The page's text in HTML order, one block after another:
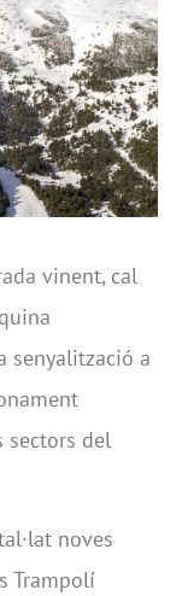
vinent, cal
senyalització a
sectors del
noves
Trampolí